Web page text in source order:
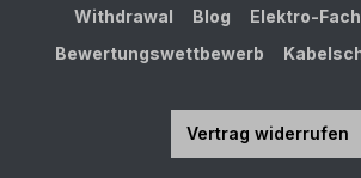
Withdrawal
Blog
Elektro-
Bewertungswettbewerb
Vertrag widerrufen